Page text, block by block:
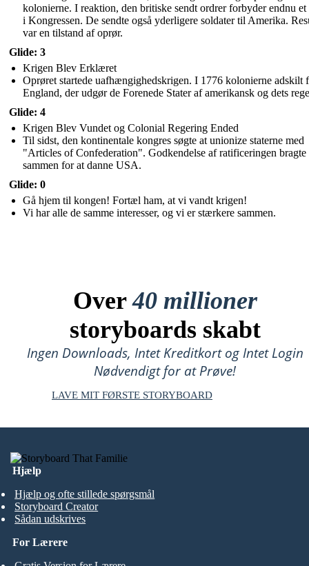
kolonierne. I reaktion, den britiske sendt ordrer forbyder endnu et
i Kongressen. De sendte også yderligere soldater til Amerika.
var en tilstand af oprør.
Glide: 3
Krigen Blev Erklæret
Oprøret startede uafhængighedskrigen. I 1776 kolonierne adskilt
England, der udgør de Forenede Stater af amerikansk og dets
Glide: 4
Krigen Blev Vundet og Colonial Regering Ended
Til sidst, den kontinentale kongres søgte at unionize staterne med
"Articles of Confederation". Godkendelse af ratificeringen bragte
sammen for at danne USA.
Glide: 0
Gå hjem til kongen! Fortæl ham, at vi vandt krigen!
Vi har alle de samme interesser, og vi er stærkere sammen.
Over40 millioner
storyboards skabt
Ingen Downloads, Intet Kreditkort og Intet Login
Nødvendigt for at Prøve!
LAVE MIT FØRSTE STORYBOARD
Hjælp
Hjælp og ofte stillede spørgsmål
Storyboard Creator
Sådan udskrives
For Lærere